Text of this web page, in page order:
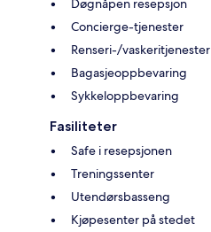
Døgnåpen resepsjon
Concierge-tjenester
Renseri-/vaskeritjenester
Bagasjeoppbevaring
Sykkeloppbevaring
Fasiliteter
Safe i resepsjonen
Treningssenter
Utendørsbasseng
Kjøpesenter på stedet